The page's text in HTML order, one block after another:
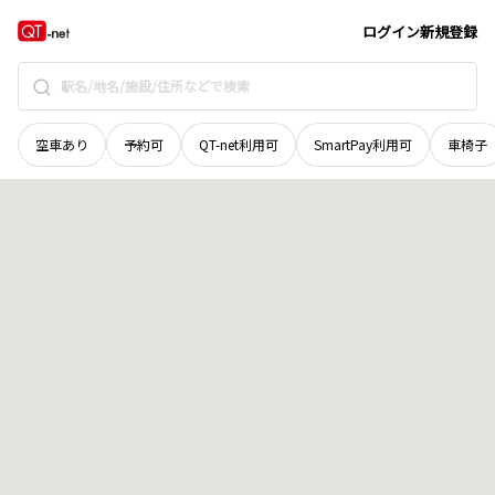
ログイン新規登録
空車あり 予約可 QT-net利用可 SmartPay利用可 車椅子
石川県